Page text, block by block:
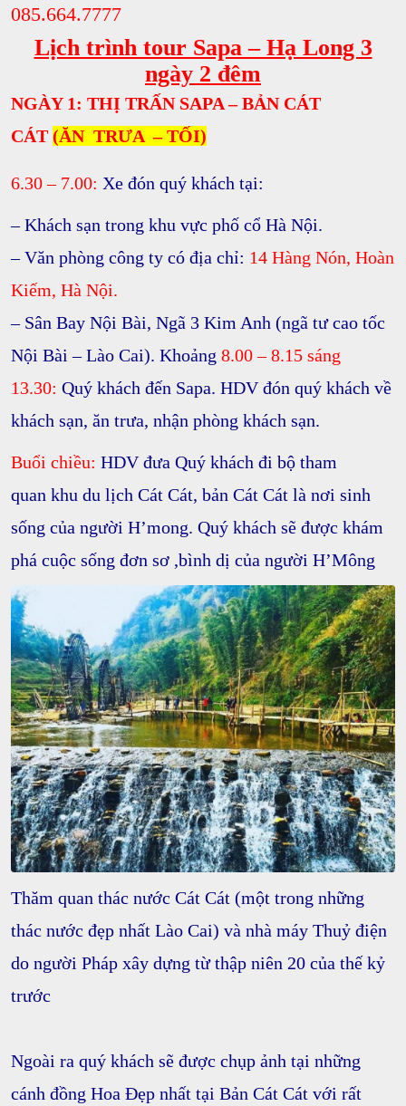
085.664.7777
Lịch trình tour Sapa – Hạ Long 3
ngày 2 đêm
NGÀY 1: THỊ TRẤN SAPA – BẢN CÁT
CÁT (ĂN TRƯA – TỐI)
6.30 – 7.00: Xe đón quý khách tại:
– Khách sạn trong khu vực phố cổ Hà Nội.
– Văn phòng công ty có địa chỉ: 14 Hàng Nón, Hoàn
Kiếm, Hà Nội.
– Sân Bay Nội Bài, Ngã 3 Kim Anh (ngã tư cao tốc
Nội Bài – Lào Cai). Khoảng 8.00 – 8.15 sáng
13.30: Quý khách đến Sapa. HDV đón quý khách về
khách sạn, ăn trưa, nhận phòng khách sạn.
Buổi chiều: HDV đưa Quý khách đi bộ tham
quan khu du lịch Cát Cát, bản Cát Cát là nơi sinh
sống của người H’mong. Quý khách sẽ được khám
phá cuộc sống đơn sơ ,bình dị của người H’Mông
Thăm quan thác nước Cát Cát (một trong những
thác nước đẹp nhất Lào Cai) và nhà máy Thuỷ điện
do người Pháp xây dựng từ thập niên 20 của thế kỷ
trước
Ngoài ra quý khách sẽ được chụp ảnh tại những
cánh đồng Hoa Đẹp nhất tại Bản Cát Cát với rất